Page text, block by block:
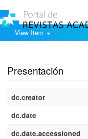
View Item
Presentación
dc.creator
dc.date
dc.date.accessioned